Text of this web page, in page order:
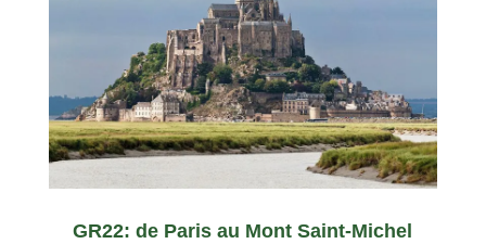
GR22: de Paris au Mont Saint-Michel